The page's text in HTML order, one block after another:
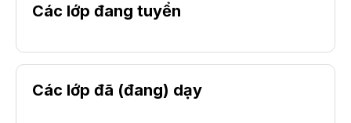
Các lớp đang tuyển
Các lớp đã (đang) dạy